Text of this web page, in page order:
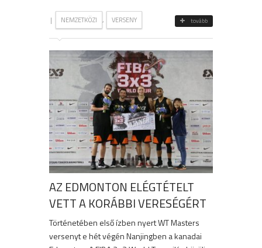
| NEMZETKÖZI , VERSENY tovább
AZ EDMONTON ELÉGTÉTELT
VETT A KORÁBBI VERESÉGÉRT
Történetében első ízben nyert WT Masters
versenyt e hét végén Nanjingben a kanadai